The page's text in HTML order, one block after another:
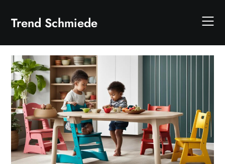
content
Trend Schmiede